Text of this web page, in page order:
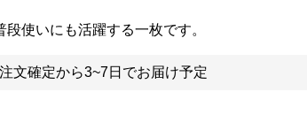
使いにも活躍する一枚です。
文確定から3~7日でお届け予定